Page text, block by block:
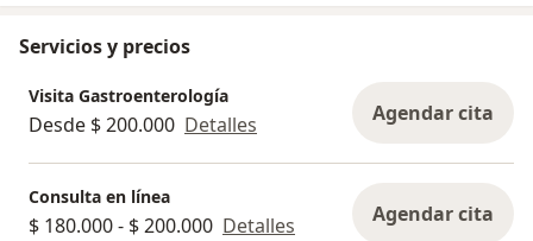
Servicios y precios
Visita Gastroenterología
Desde $ 200.000 Detalles Agendar cita
Consulta en línea
$ 180.000 - $ 200.000 Detalles Agendar cita